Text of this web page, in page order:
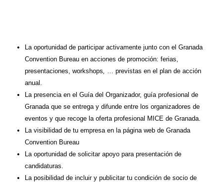
La oportunidad de participar activamente junto con el Granada
Convention Bureau en acciones de promoción: ferias,
presentaciones, workshops
… previstas en el plan de acción
anual.
La presencia en el Guía del Organizador, guía profesional de
Granada que se entrega y difunde entre los organizadores de
eventos y que recoge la oferta profesional MICE de Granada.
La visibilidad de tu empresa en la página web de Granada
Convention Bureau
La oportunidad de solicitar apoyo para presentación de
candidaturas.
La posibilidad de incluir y publicitar tu condición de socio de